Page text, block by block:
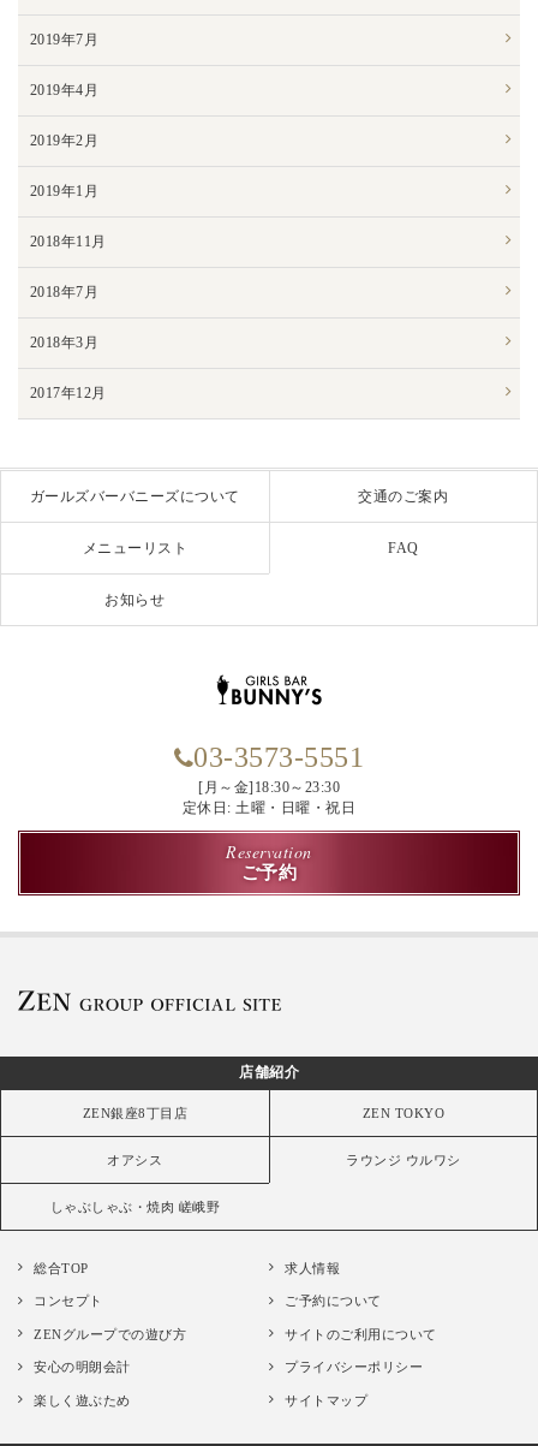
2019年7月
2019年4月
2019年2月
2019年1月
2018年11月
2018年7月
2018年3月
2017年12月
ガールズバーバニーズについて 交通のご案内
メニューリスト FAQ
お知らせ
03-3573-5551
[月～金]18:30～23:30
定休日: 土曜・日曜・祝日
Reservation
ご予約
店舗紹介
ZEN銀座8丁目店 ZEN TOKYO
オアシス ラウンジ ウルワシ
しゃぶしゃぶ・焼肉 嵯峨野
総合TOP
コンセプト
ZENグループでの遊び方
安心の明朗会計
楽しく遊ぶため
求人情報
ご予約について
サイトのご利用について
プライバシーポリシー
サイトマップ